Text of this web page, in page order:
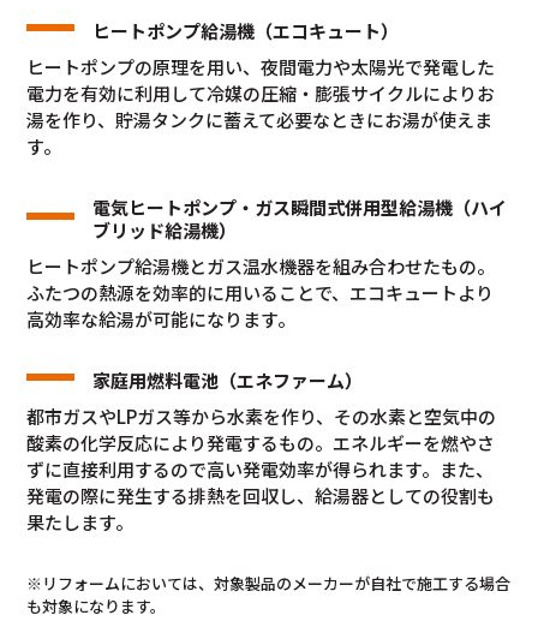
ヒートポンプ給湯機（エコキュート）
ヒートポンプの原理を⽤い、夜間電力や太陽光で発電した
電力を有効に利用して冷媒の圧縮・膨張サイクルによりお
湯を作り、貯湯タンクに蓄えて必要なときにお湯が使えま
す。
電気ヒートポンプ・ガス瞬間式併用型給湯機（ハイ
ブリッド給湯機）
ヒートポンプ給湯機とガス温水機器を組み合わせたもの。
ふたつの熱源を効率的に⽤いることで、エコキュートより
⾼効率な給湯が可能になります。
家庭用燃料電池（エネファーム）
都市ガスやLPガス等から水素を作り、その水素と空気中の
酸素の化学反応により発電するもの。エネルギーを燃やさ
ずに直接利⽤するので⾼い発電効率が得られます。また、
発電の際に発生する排熱を回収し、給湯器としての役割も
果たします。
※リフォームにおいては、対象製品のメーカーが自社で施工する場合
も対象になります。